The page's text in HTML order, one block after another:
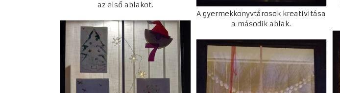
az első ablakot.
A gyermekkönyvtárosok kreativitása
a második ablak.